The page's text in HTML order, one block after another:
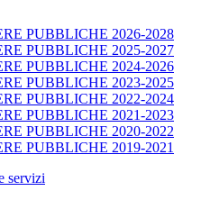
PUBBLICHE 2026-2028
PUBBLICHE 2025-2027
PUBBLICHE 2024-2026
PUBBLICHE 2023-2025
PUBBLICHE 2022-2024
PUBBLICHE 2021-2023
PUBBLICHE 2020-2022
PUBBLICHE 2019-2021
servizi